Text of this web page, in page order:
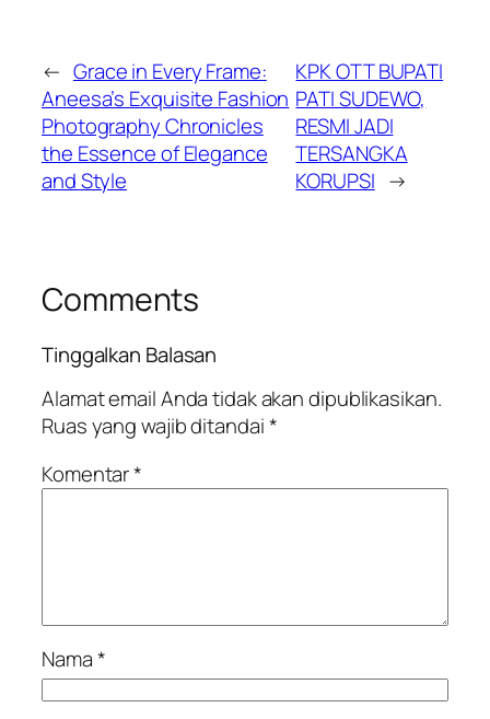
← Grace in Every Frame:
Aneesa’s Exquisite Fashion
Photography Chronicles
the Essence of Elegance
and Style
KPK OTT BUPATI
PATI SUDEWO,
RESMI JADI
TERSANGKA
KORUPSI →
Comments
Tinggalkan Balasan
Alamat email Anda tidak akan dipublikasikan.
Ruas yang wajib ditandai*
Komentar*
Nama*